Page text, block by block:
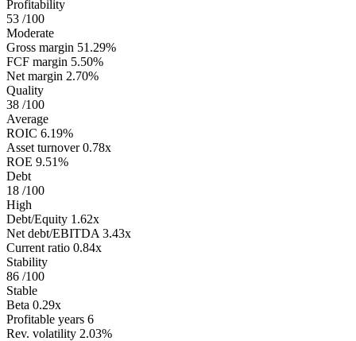
Profitability
53 /100
Moderate
Gross margin 51.29%
FCF margin 5.50%
Net margin 2.70%
Quality
38 /100
Average
ROIC 6.19%
Asset turnover 0.78x
ROE 9.51%
Debt
18 /100
High
Debt/Equity 1.62x
Net debt/EBITDA 3.43x
Current ratio 0.84x
Stability
86 /100
Stable
Beta 0.29x
Profitable years 6
Rev. volatility 2.03%